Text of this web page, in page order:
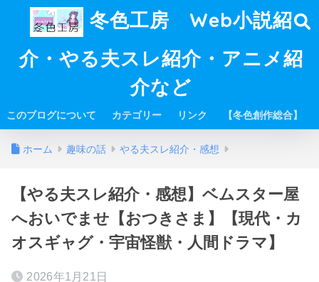
冬色工房 Web小説紹
介・やる夫スレ紹介・アニメ紹
介など
このブログについて カテゴリー リンク 【冬色創作総合】
ホーム 趣味の話 やる夫スレ紹介・感想
【やる夫スレ紹介・感想】ベムスター屋
へおいでませ【おつきさま】【現代・カ
オスギャグ・宇宙怪獣・人間ドラマ】
2026年1月21日